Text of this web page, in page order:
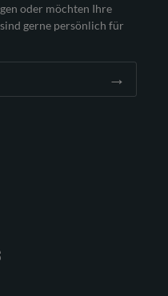
oder möchten Ihre
gerne persönlich für
→